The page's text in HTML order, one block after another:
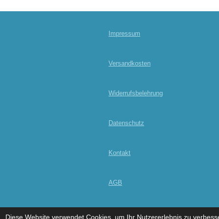
Diese Website verwendet Cookies, um Ihr Nutzererlebnis zu
Impressum
Versandkosten
Widerrufsbelehrung
Datenschutz
Kontakt
AGB